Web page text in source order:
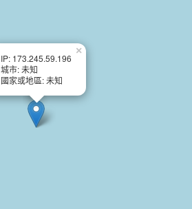
IP: 173.245.59.196
城市: 未知
國家或地區: 未知
×